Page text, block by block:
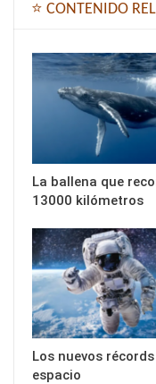
⭐ CONTENIDO
La ballena que
13000 kilómetros
Los nuevos récords
espacio